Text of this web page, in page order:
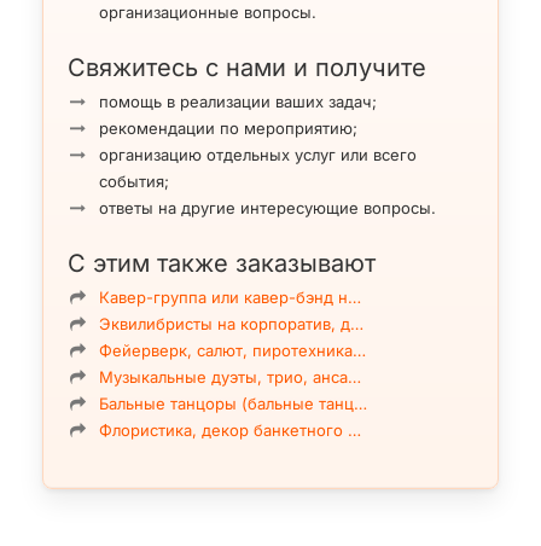
организационные вопросы.
Свяжитесь с нами и получите
помощь в реализации ваших задач;
рекомендации по мероприятию;
организацию отдельных услуг или всего
события;
ответы на другие интересующие вопросы.
С этим также заказывают
Кавер-группа или кавер-бэнд н…
Эквилибристы на корпоратив, д…
Фейерверк, салют, пиротехника…
Музыкальные дуэты, трио, анса…
Бальные танцоры (бальные танц…
Флористика, декор банкетного …